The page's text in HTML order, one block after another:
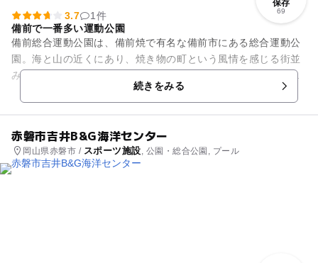
保存
69
3.7
1件
備前で一番多い運動公園
備前総合運動公園は、備前焼で有名な備前市にある総合運動公
園。海と山の近くにあり、焼き物の町という風情を感じる街並
みです。備前市では、一番大きな運動公園で、グランドでは、
陸上、体育館では、バスケッ...続きをみる
赤磐市吉井B&G海洋センター
岡山県赤磐市 / スポーツ施設, 公園・総合公園, プール